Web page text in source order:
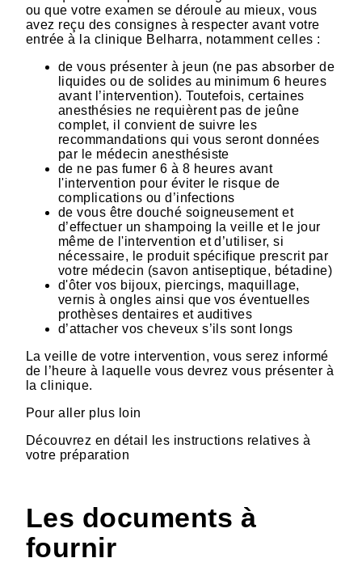
ou que votre examen se déroule au mieux, vous
avez reçu des consignes à respecter avant votre
entrée à la clinique Belharra, notamment celles :
de vous présenter à jeun (ne pas absorber de
liquides ou de solides au minimum 6 heures
avant l’intervention). Toutefois, certaines
anesthésies ne requièrent pas de jeûne
complet, il convient de suivre les
recommandations qui vous seront données
par le médecin anesthésiste
de ne pas fumer 6 à 8 heures avant
l'intervention pour éviter le risque de
complications ou d’infections
de vous être douché soigneusement et
d’effectuer un shampoing la veille et le jour
même de l'intervention et d’utiliser, si
nécessaire, le produit spécifique prescrit par
votre médecin (savon antiseptique, bétadine)
d'ôter vos bijoux, piercings, maquillage,
vernis à ongles ainsi que vos éventuelles
prothèses dentaires et auditives
d’attacher vos cheveux s’ils sont longs
La veille de votre intervention, vous serez informé
de l’heure à laquelle vous devrez vous présenter à
la clinique.
Pour aller plus loin
Découvrez en détail les instructions relatives à
votre préparation
Les documents à
fournir